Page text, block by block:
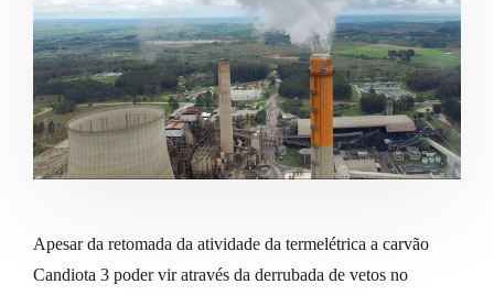
Apesar da retomada da atividade da termelétrica a carvão
Candiota 3 poder vir através da derrubada de vetos no